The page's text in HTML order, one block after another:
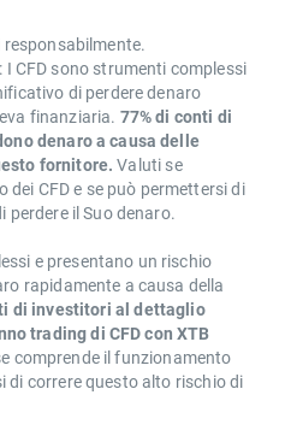
I CFD sono strumenti complessi
di perdere denaro
finanziaria. 77% di conti di
denaro a causa delle
fornitore. Valuti se
CFD e se può permettersi di
il Suo denaro.
e presentano un rischio
rapidamente a causa della
di investitori al dettaglio
trading di CFD con XTB
comprende il funzionamento
di correre questo alto rischio di